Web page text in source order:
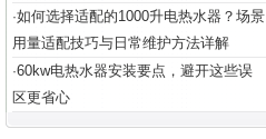
·如何选择适配的1000升电热水器？场景
用量适配技巧与日常维护方法详解
·60kw电热水器安装要点，避开这些误
区更省心